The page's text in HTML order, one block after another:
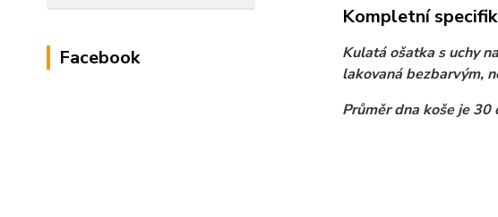
Facebook
Kompletní
Kulatá ošatka s uchy
lakovaná bezbarvým,
Průměr dna koše je 30